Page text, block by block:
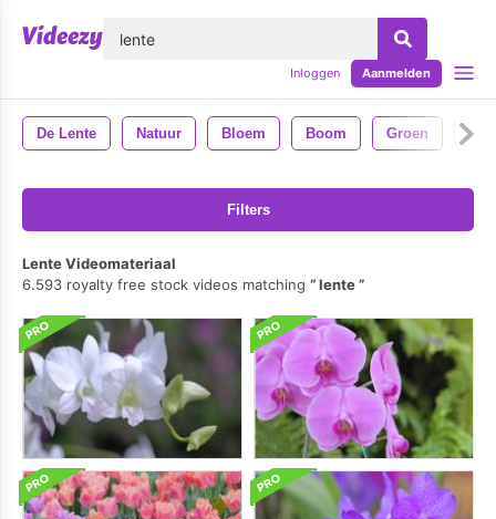
Inloggen Aanmelden
De Lente Natuur Bloem Boom Groen
Filters
Lente Videomateriaal
6.593 royalty free stock videos matching
lente